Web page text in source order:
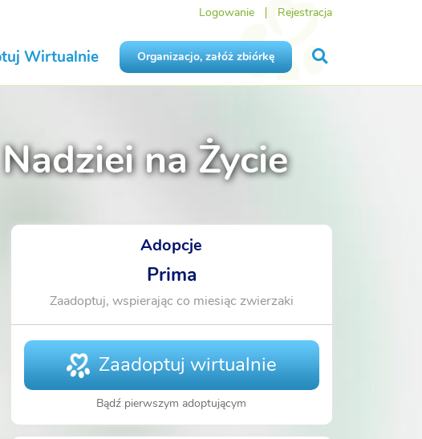
Logowanie Rejestracja
Wirtualnie Organizacjo, załóż zbiórkę
na Życie
Adopcje
Prima
Zaadoptuj, wspierając co miesiąc zwierzaki
Zaadoptuj wirtualnie
Bądź pierwszym adoptującym